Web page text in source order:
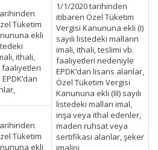
Tüketim
ekli
ithali,
faaliyetleri
1/1/2020 tarihinden
itibaren Özel Tüketim
Vergisi Kanununa ekli (I)
sayılı listedeki malların
imali, ithali, teslimi vb.
faaliyetleri nedeniyle
EPDK’dan lisans alanlar,
Özel Tüketim Vergisi
Kanununa ekli (III) sayılı
listedeki malları imal,
inşa veya ithal edenler,
maden ruhsat veya
sertifikası alanlar, şeker
imalini
Tüketim
ekli